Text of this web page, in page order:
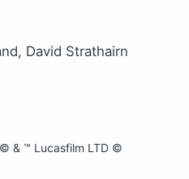
David Strathairn
& ™ Lucasfilm LTD ©